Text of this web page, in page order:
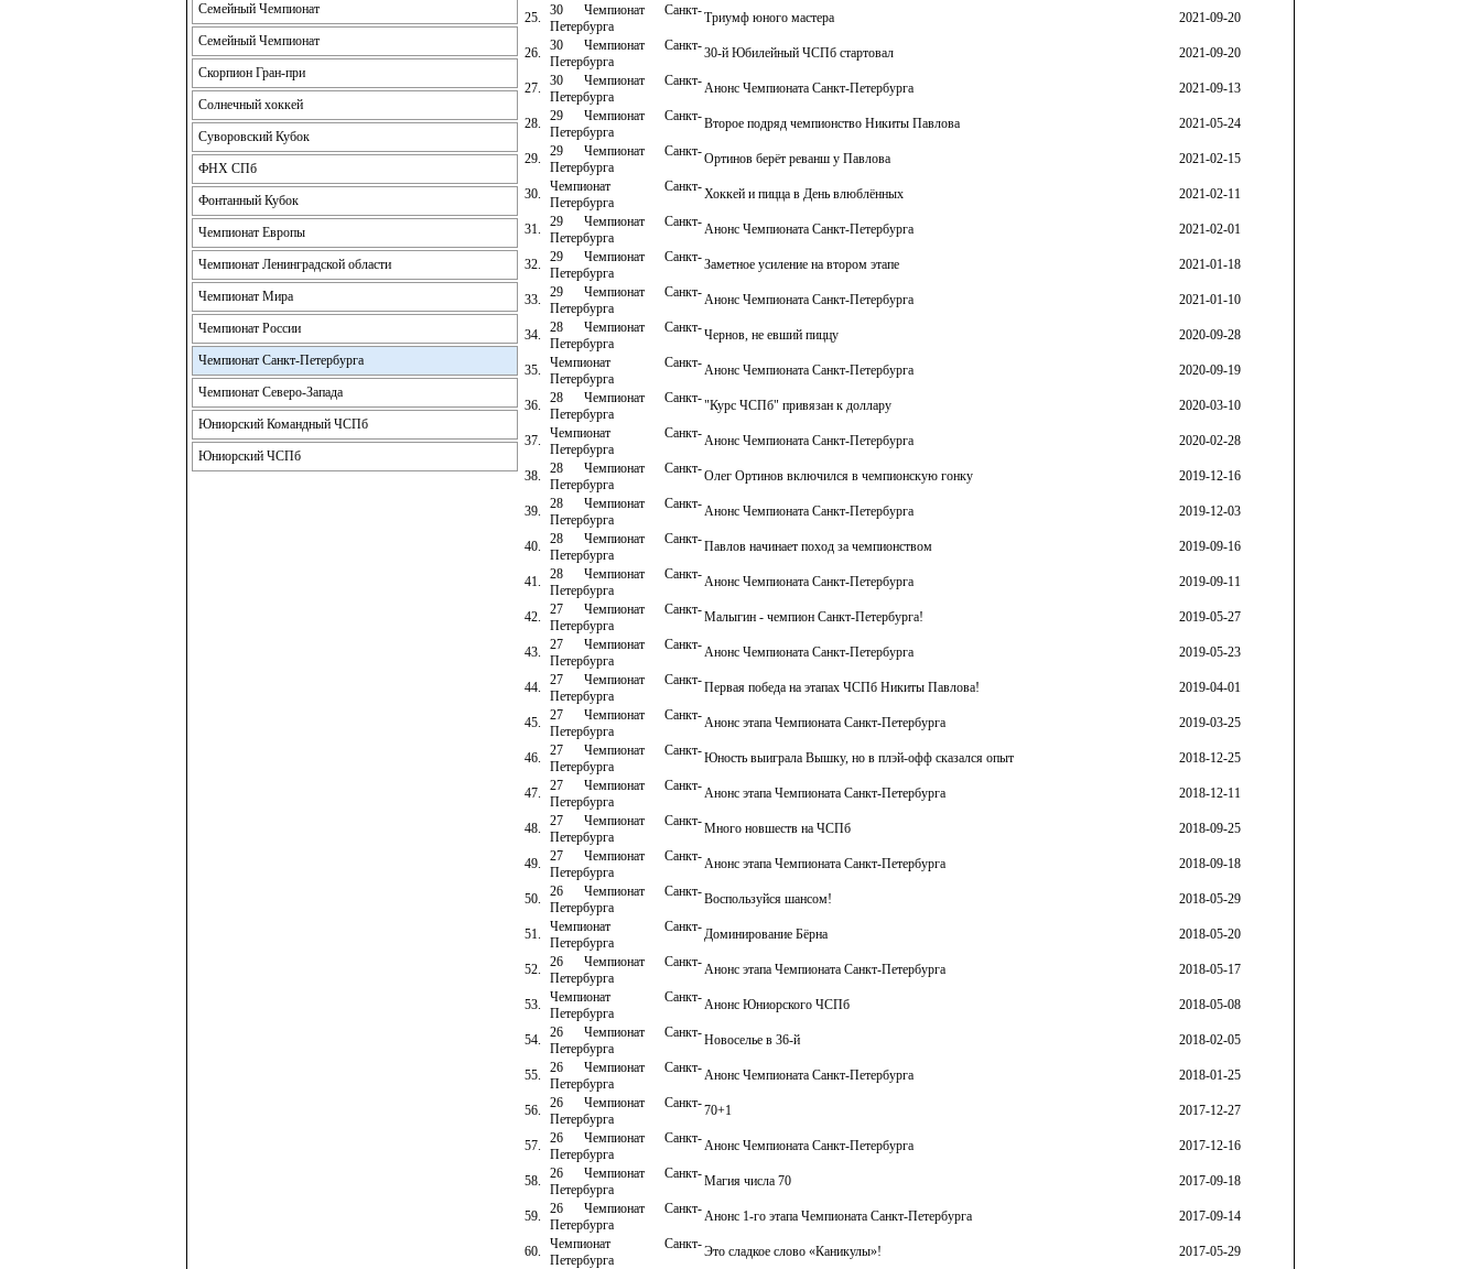
Семейный Чемпионат
Семейный Чемпионат
Скорпион Гран-при
Солнечный хоккей
Суворовский Кубок
ФНХ СПб
Фонтанный Кубок
Чемпионат Европы
Чемпионат Ленинградской области
Чемпионат Мира
Чемпионат России
Чемпионат Санкт-Петербурга
Чемпионат Северо-Запада
Юниорский Командный ЧСПб
Юниорский ЧСПб
25.
30 Чемпионат Санкт-
Петербурга
Триумф юного мастера 2021-09-20
26.
30 Чемпионат Санкт-
Петербурга
30-й Юбилейный ЧСПб стартовал 2021-09-20
27.
30 Чемпионат Санкт-
Петербурга
Анонс Чемпионата Санкт-Петербурга 2021-09-13
28.
29 Чемпионат Санкт-
Петербурга
Второе подряд чемпионство Никиты Павлова 2021-05-24
29.
29 Чемпионат Санкт-
Петербурга
Ортинов берёт реванш у Павлова 2021-02-15
30.
Чемпионат Санкт-
Петербурга
Хоккей и пицца в День влюблённых 2021-02-11
31.
29 Чемпионат Санкт-
Петербурга
Анонс Чемпионата Санкт-Петербурга 2021-02-01
32.
29 Чемпионат Санкт-
Петербурга
Заметное усиление на втором этапе 2021-01-18
33.
29 Чемпионат Санкт-
Петербурга
Анонс Чемпионата Санкт-Петербурга 2021-01-10
34.
28 Чемпионат Санкт-
Петербурга
Чернов, не евший пиццу 2020-09-28
35.
Чемпионат Санкт-
Петербурга
Анонс Чемпионата Санкт-Петербурга 2020-09-19
36.
28 Чемпионат Санкт-
Петербурга
"Курс ЧСПб" привязан к доллару 2020-03-10
37.
Чемпионат Санкт-
Петербурга
Анонс Чемпионата Санкт-Петербурга 2020-02-28
38.
28 Чемпионат Санкт-
Петербурга
Олег Ортинов включился в чемпионскую гонку 2019-12-16
39.
28 Чемпионат Санкт-
Петербурга
Анонс Чемпионата Санкт-Петербурга 2019-12-03
40.
28 Чемпионат Санкт-
Петербурга
Павлов начинает поход за чемпионством 2019-09-16
41.
28 Чемпионат Санкт-
Петербурга
Анонс Чемпионата Санкт-Петербурга 2019-09-11
42.
27 Чемпионат Санкт-
Петербурга
Малыгин - чемпион Санкт-Петербурга! 2019-05-27
43.
27 Чемпионат Санкт-
Петербурга
Анонс Чемпионата Санкт-Петербурга 2019-05-23
44.
27 Чемпионат Санкт-
Петербурга
Первая победа на этапах ЧСПб Никиты Павлова! 2019-04-01
45.
27 Чемпионат Санкт-
Петербурга
Анонс этапа Чемпионата Санкт-Петербурга 2019-03-25
46.
27 Чемпионат Санкт-
Петербурга
Юность выиграла Вышку, но в плэй-офф сказался опыт 2018-12-25
47.
27 Чемпионат Санкт-
Петербурга
Анонс этапа Чемпионата Санкт-Петербурга 2018-12-11
48.
27 Чемпионат Санкт-
Петербурга
Много новшеств на ЧСПб 2018-09-25
49.
27 Чемпионат Санкт-
Петербурга
Анонс этапа Чемпионата Санкт-Петербурга 2018-09-18
50.
26 Чемпионат Санкт-
Петербурга
Воспользуйся шансом! 2018-05-29
51.
Чемпионат Санкт-
Петербурга
Доминирование Бёрна 2018-05-20
52.
26 Чемпионат Санкт-
Петербурга
Анонс этапа Чемпионата Санкт-Петербурга 2018-05-17
53.
Чемпионат Санкт-
Петербурга
Анонс Юниорского ЧСПб 2018-05-08
54.
26 Чемпионат Санкт-
Петербурга
Новоселье в 36-й 2018-02-05
55.
26 Чемпионат Санкт-
Петербурга
Анонс Чемпионата Санкт-Петербурга 2018-01-25
56.
26 Чемпионат Санкт-
Петербурга
70+1 2017-12-27
57.
26 Чемпионат Санкт-
Петербурга
Анонс Чемпионата Санкт-Петербурга 2017-12-16
58.
26 Чемпионат Санкт-
Петербурга
Магия числа 70 2017-09-18
59.
26 Чемпионат Санкт-
Петербурга
Анонс 1-го этапа Чемпионата Санкт-Петербурга 2017-09-14
60.
Чемпионат Санкт-
Петербурга
Это сладкое слово «Каникулы»! 2017-05-29